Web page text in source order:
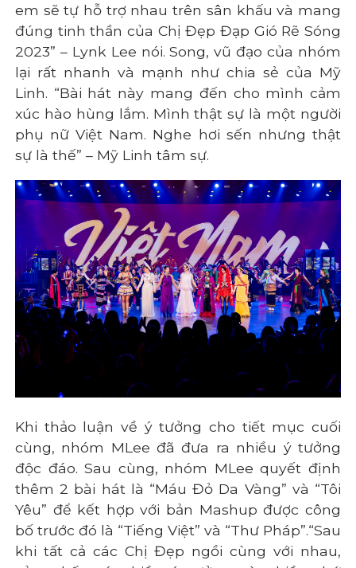
em sẽ tự hỗ trợ nhau trên sân khấu và mang
đúng tinh thần của Chị Đẹp Đạp Gió Rẽ Sóng
2023” – Lynk Lee nói. Song, vũ đạo của nhóm
lại rất nhanh và mạnh như chia sẻ của Mỹ
Linh. “Bài hát này mang đến cho mình cảm
xúc hào hùng lắm. Mình thật sự là một người
phụ nữ Việt Nam. Nghe hơi sến nhưng thật
sự là thế” – Mỹ Linh tâm sự.
Khi thảo luận về ý tưởng cho tiết mục cuối
cùng, nhóm MLee đã đưa ra nhiều ý tưởng
độc đáo. Sau cùng, nhóm MLee quyết định
thêm 2 bài hát là “Máu Đỏ Da Vàng” và “Tôi
Yêu” để kết hợp với bản Mashup được công
bố trước đó là “Tiếng Việt” và “Thư Pháp”.“Sau
khi tất cả các Chị Đẹp ngồi cùng với nhau,